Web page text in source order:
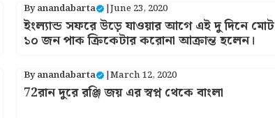
Byanandabarta |June 23, 2020
ইংল্যান্ড সফরে উড়ে যাওয়ার আগে এই দু দিনে মোট
১০ জন পাক ক্রিকেটার করোনা আক্রান্ত হলেন।
Byanandabarta |March 12, 2020
72রান দুরে রঞ্জি জয় এর স্বপ্ন থেকে বাংলা